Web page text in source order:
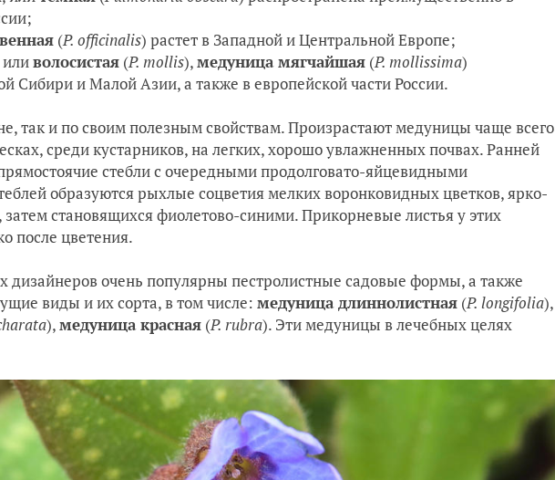
(P. officinalis) растет в Западной и Центральной Европе;
иливолосистая (P. mollis),медуница мягчайшая (P. mollissima)
Сибири и Малой Азии, а также в европейской части России.
так и по своим полезным свойствам. Произрастают медуницы чаще всего
среди кустарников, на легких, хорошо увлажненных почвах. Ранней
стебли с очередными продолговато-яйцевидными
образуются рыхлые соцветия мелких воронковидных цветков, ярко-
становящихся фиолетово-синими. Прикорневые листья у этих
после цветения.
дизайнеров очень популярны пестролистные садовые формы, а также
виды и их сорта, в том числе: медуница длиннолистная (P. longifolia),
),медуница красная (P. rubra). Эти медуницы в лечебных целях